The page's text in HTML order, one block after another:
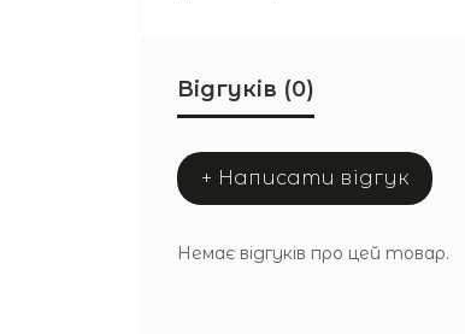
Відгуків (0)
+ Написати відгук
Немає відгуків про цей товар.